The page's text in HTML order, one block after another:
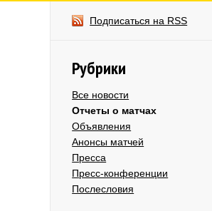
Подписаться на RSS
Рубрики
Все новости
Отчеты о матчах
Объявления
Анонсы матчей
Пресса
Пресс-конференции
Послесловия